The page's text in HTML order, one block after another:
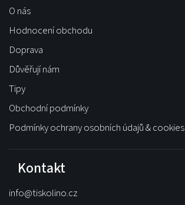
O nás
Hodnocení obchodu
Doprava
Důvěřují nám
Tipy
Obchodní podmínky
Podmínky ochrany osobních údajů & cookies
Kontakt
info@tiskolino.cz